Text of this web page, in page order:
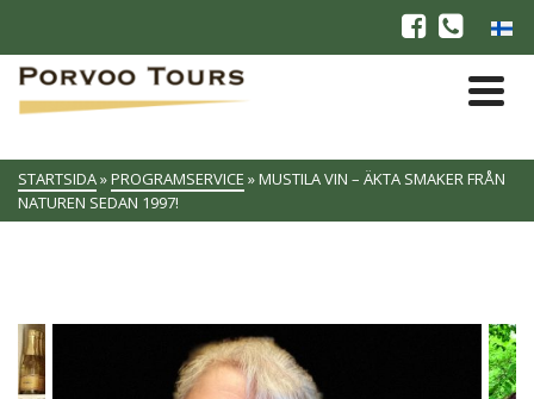
STARTSIDA»PROGRAMSERVICE »MUSTILA VIN – ÄKTA SMAKER FRÅN
NATUREN SEDAN 1997!